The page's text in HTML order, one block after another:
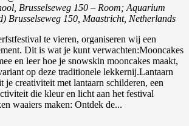
Brusselseweg 150 – Room; Aquarium
Brusselseweg 150, Maastricht, Netherlands
te vieren, organiseren wij een
Dit is wat je kunt verwachten:Mooncakes
en leer hoe je snowskin mooncakes maakt,
op deze traditionele lekkernij.Lantaarn
je creativiteit met lantaarn schilderen, een
die kleur en licht aan het festival
waaiers maken: Ontdek de...